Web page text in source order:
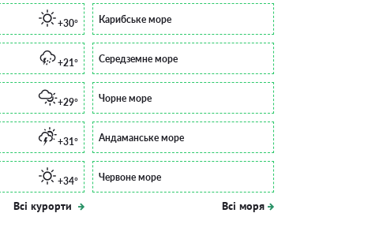
+30°
+21°
+29°
+31°
+34°
Всі курорти
Карибське море
Середземне море
Чорне море
Андаманське море
Червоне море
Всі моря